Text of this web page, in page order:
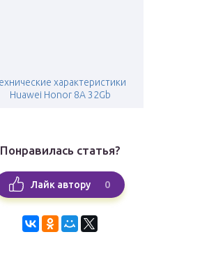
характеристики
Huawei Honor 8A 32Gb
Понравилась статья?
Лайк автору 0